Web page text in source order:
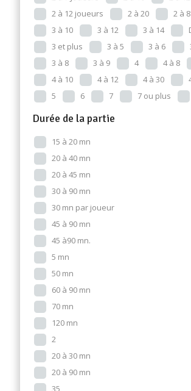
2 à 12 joueurs
2 à 20 2 à 8
3 à 10
3 à 12 3 à 14
3 et plus
3 à 5 3 à 6
3 à 8
3 à 9 4 4 à 8
4 à 10
4 à 12 4 à 30
5
6 7 7 ou plus
Durée de la partie
15 à 20 mn
20 à 40 mn
20 à 45 mn
30 à 90 mn
30 mn par joueur
45 à 90 mn
45 à90 mn.
5 mn
50 mn
60 à 90 mn
70 mn
120 mn
2
20 à 30 mn
20 à 90 mn
35